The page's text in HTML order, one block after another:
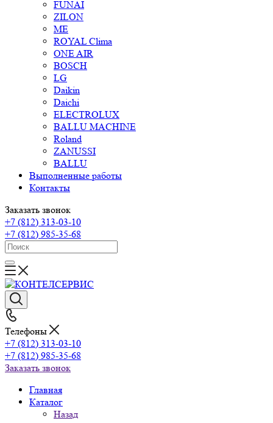
FUNAI
ZILON
ME
ROYAL Clima
ONE AIR
BOSCH
LG
Daikin
Daichi
ELECTROLUX
BALLU MACHINE
Roland
ZANUSSI
BALLU
Выполненные работы
Контакты
Заказать звонок
+7 (812) 313-03-10
+7 (812) 985-35-68
Телефоны
+7 (812) 313-03-10
+7 (812) 985-35-68
Заказать звонок
Главная
Каталог
Назад